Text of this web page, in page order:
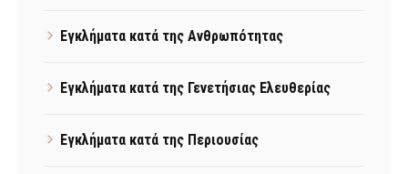
Εγκλήματα κατά της Ανθρωπότητας
Εγκλήματα κατά της Γενετήσιας Ελευθερίας
Εγκλήματα κατά της Περιουσίας